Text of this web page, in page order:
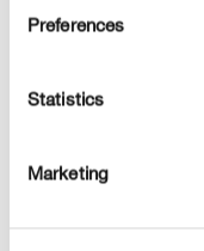
Preferences
Statistics
Marketing